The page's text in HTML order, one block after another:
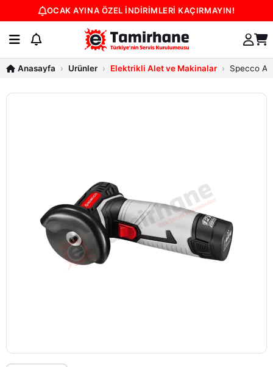
OCAK AYINA ÖZEL İNDİRİMLERİ KAÇIRMAYIN!
Ürünler Elektrikli Alet ve Makinalar Specco